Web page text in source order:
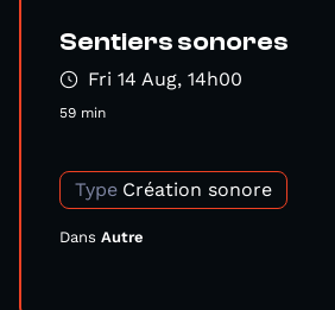
Sentiers sonores
Fri 14 Aug, 14h00
59 min
Type Création sonore
Dans Autre